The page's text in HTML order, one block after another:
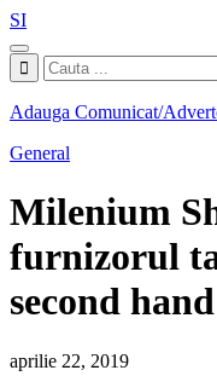
SI
Adauga Comunicat/
General
Milenium
furnizorul
second hand
aprilie 22, 2019